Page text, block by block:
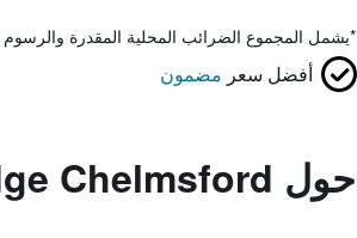
*يشمل المجموع الضرائب المحلية المقدرة
أفضل سعر مضمون
حول Travelodge Chelmsford